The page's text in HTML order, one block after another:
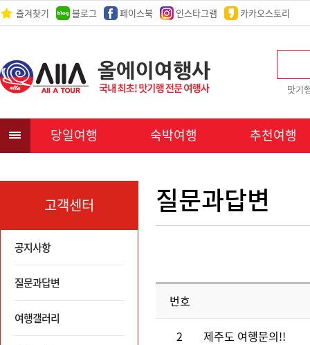
즐겨찾기 블로그 페이스북 인스타그램 카카오스토리
맛기
당일여행 숙박여행 추천여행
고객센터
공지사항
질문과답변
여행갤러리
질문과답변
번호
2 제주도 여행문의!!